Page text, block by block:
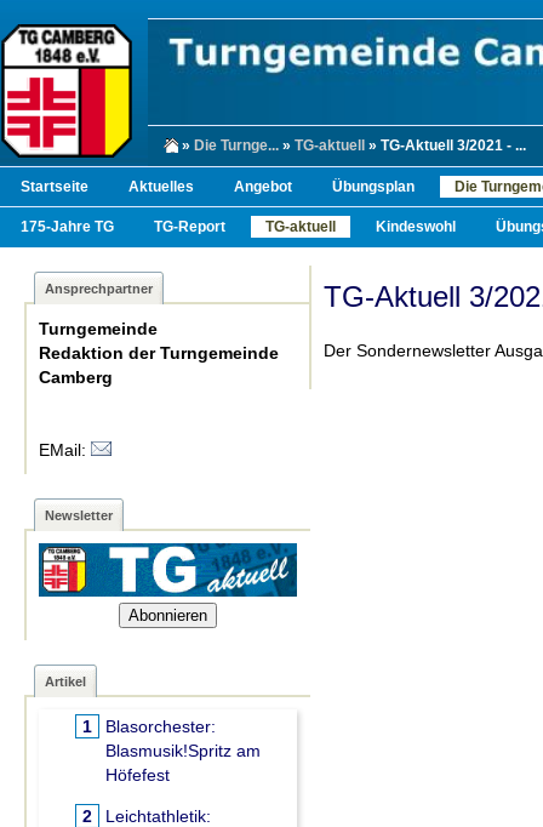
» Die Turnge... » TG-aktuell » TG-Aktuell 3/2021 - ...
Startseite Aktuelles Angebot Übungsplan Die
175-Jahre TG TG-Report TG-aktuell Kindeswohl
Ansprechpartner
Turngemeinde
Redaktion der Turngemeinde
Camberg
EMail:
Newsletter
Abonnieren
Artikel
1
Blasorchester:
Blasmusik!Spritz am
Höfefest
2
Leichtathletik:
TG-Aktuell 3/
Der Sondernewsletter